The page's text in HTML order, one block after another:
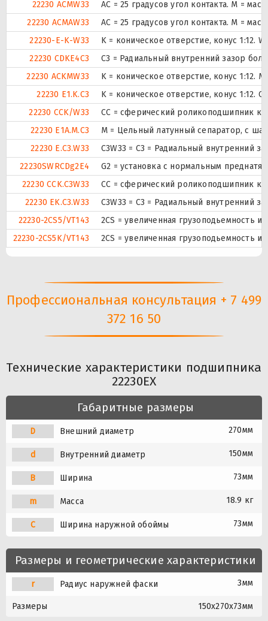
22230 ACMW33
AC = 25 градусов угол контакта. M =
22230 ACMAW33
AC = 25 градусов угол контакта. M =
22230-E-K-W33
K = коническое отверстие, конус 1:12.
22230 CDKE4C3
C3 = Радиальный внутренний зазор
22230 ACKMW33
K = коническое отверстие, конус 1:12.
22230 E1.K.C3
K = коническое отверстие, конус 1:12.
22230 CCK/W33
CC = сферический роликоподшипник
22230 E1A.M.C3
M = Цельный латунный сепаратор, с
22230 E.C3.W33
C3W33 = C3 = Радиальный внутренний
22230SWRCDg2E4
G2 = установка с нормальным
22230 CCK.C3W33
CC = сферический роликоподшипник
22230 EK.C3.W33
C3W33 = C3 = Радиальный внутренний
22230-2CS5/VT143
2CS = увеличенная грузоподьемность
22230-2CS5K/VT143
2CS = увеличенная грузоподьемность
Профессиональная консультация + 7 499
372 16 50
Технические характеристики подшипника
22230EX
Габаритные размеры
D Внешний диаметр 270мм
d Внутренний диаметр 150мм
B Ширина 73мм
m Масса 18.9 кг
C Ширина наружной обоймы 73мм
Размеры и геометрические характеристики
r Радиус наружней фаски 3мм
Размеры 150x270x73мм